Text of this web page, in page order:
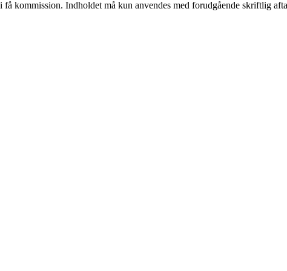
kommission. Indholdet må kun anvendes med forudgående skriftlig